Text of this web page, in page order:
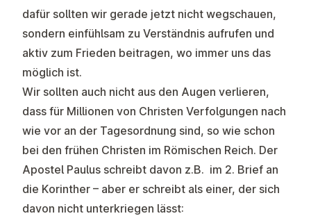
dafür sollten wir gerade jetzt nicht wegschauen,
sondern einfühlsam zu Verständnis aufrufen und
aktiv zum Frieden beitragen, wo immer uns das
möglich ist.
Wir sollten auch nicht aus den Augen verlieren,
dass für Millionen von Christen Verfolgungen nach
wie vor an der Tagesordnung sind, so wie schon
bei den frühen Christen im Römischen Reich. Der
Apostel Paulus schreibt davon z.B. im 2. Brief an
die Korinther – aber er schreibt als einer, der sich
davon nicht unterkriegen lässt: